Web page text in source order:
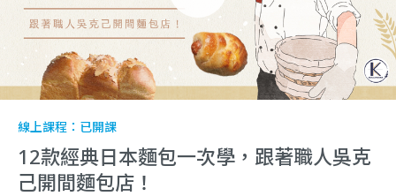
線上課程： 已開課
12款經典日本麵包一次學，跟著職人吳克
己開間麵包店！